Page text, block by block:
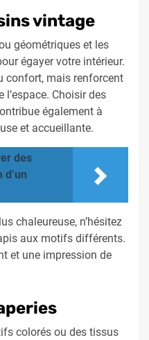
vintage
géométriques et les
égayer votre intérieur.
confort, mais renforcent
l’espace. Choisir des
également à
et accueillante.
des
chaleureuse, n’hésitez
aux motifs différents.
et une impression de
colorés ou des tissus